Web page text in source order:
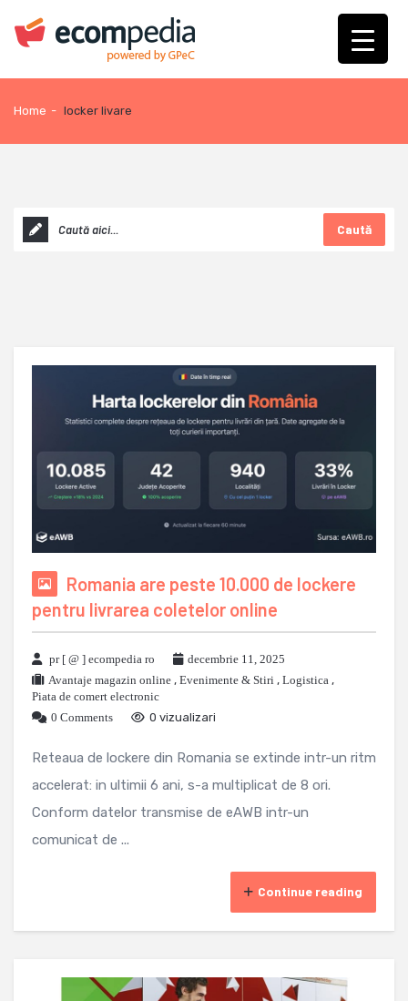
Home - locker livare
Caută
Romania are peste 10.000 de lockere
pentru livrarea coletelor online
pr [ @ ] ecompedia ro
decembrie 11, 2025
Avantaje magazin online , Evenimente & Stiri , Logistica ,
Piata de comert electronic
0 Comments
0 vizualizari
Reteaua de lockere din Romania se extinde intr-un ritm
accelerat: in ultimii 6 ani, s-a multiplicat de 8 ori.
Conform datelor transmise de eAWB intr-un
comunicat de ...
Continue reading